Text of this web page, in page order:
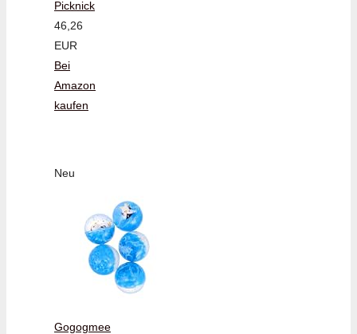
Picknick
46,26
EUR
Bei
Amazon
kaufen
Neu
Gogogmee